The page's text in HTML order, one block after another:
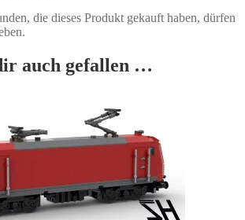
die dieses Produkt gekauft haben, dürfen
auch gefallen …